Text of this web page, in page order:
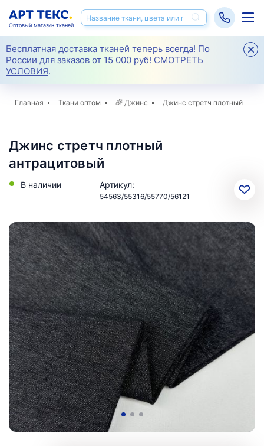
Бесплатная доставка тканей теперь всегда! По
России для заказов от 15 000 руб! СМОТРЕТЬ
УСЛОВИЯ.
Оптовый магазин тканей
Главная Ткани оптом 🌈 Джинс Джинс стретч плотный
Джинс стретч плотный
антрацитовый
В наличии Артикул:
54563/55316/55770/56121